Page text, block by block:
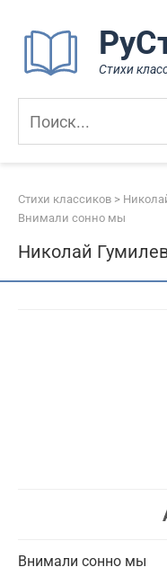
контенту
Стихи
Стихи классиков >
Внимали сонно мы
Николай
Внимали сонно мы